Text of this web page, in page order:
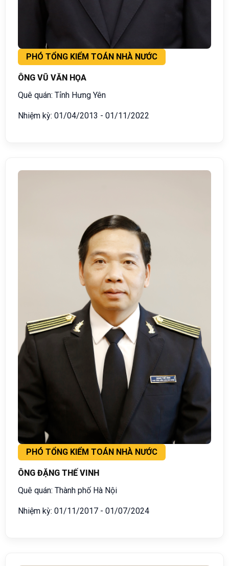
PHÓ TỔNG KIỂM TOÁN NHÀ NƯỚC
ÔNG VŨ VĂN HỌA
Quê quán: Tỉnh Hưng Yên
Nhiệm kỳ: 01/04/2013 - 01/11/2022
PHÓ TỔNG KIỂM TOÁN NHÀ NƯỚC
ÔNG ĐẶNG THẾ VINH
Quê quán: Thành phố Hà Nội
Nhiệm kỳ: 01/11/2017 - 01/07/2024